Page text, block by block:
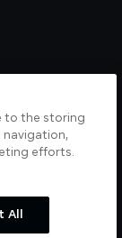
Videos
us
to the storing
navigation,
efforts.
All